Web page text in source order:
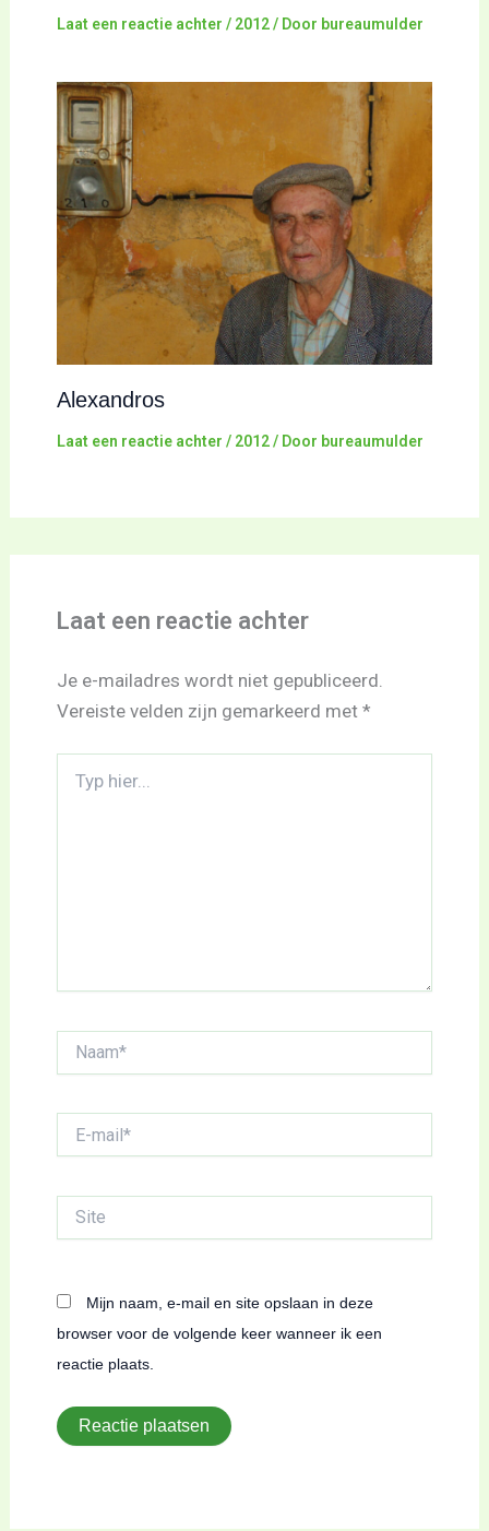
Laat een reactie achter / 2012/ Door bureaumulder
Alexandros
Laat een reactie achter / 2012/ Door bureaumulder
Laat een reactie achter
Je e-mailadres wordt niet gepubliceerd.
Vereiste velden zijn gemarkeerd met *
hier...
mail*
Mijn naam, e-mail en site opslaan in deze
browser voor de volgende keer wanneer ik een
reactie plaats.